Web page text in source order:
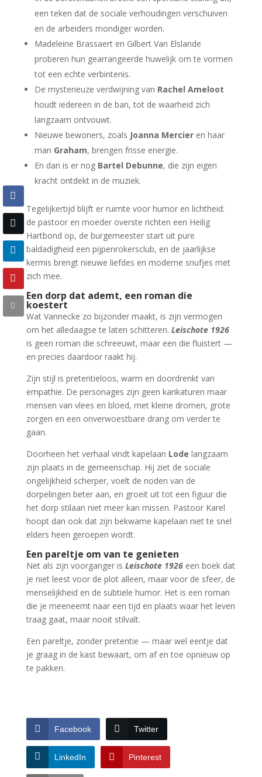
een teken dat de sociale verhoudingen verschuiven
en de arbeiders mondiger worden.
Madeleine Brassaert en Gilbert Van Elslande
proberen hun gearrangeerde huwelijk om te vormen
tot een echte verbintenis.
De mysterieuze verdwijning van Rachel Ameloot
houdt iedereen in de ban, tot de waarheid zich
langzaam ontvouwt.
Nieuwe bewoners, zoals Joanna Mercieren haar
man Graham, brengen frisse energie.
En dan is er nog Bartel Debunne, die zijn eigen
kracht ontdekt in de muziek.
Tegelijkertijd blijft er ruimte voor humor en lichtheid:
de pastoor en moeder overste richten een Heilig
Hartbond op, de burgemeester start uit pure
baldadigheid een pijpenrokersclub, en de jaarlijkse
kermis brengt nieuwe liefdes en moderne snufjes met
zich mee.
Een dorp dat ademt, een roman die
koestert
Wat Vannecke zo bijzonder maakt, is zijn vermogen
om het alledaagse te laten schitteren. Leischote 1926
is geen roman die schreeuwt, maar een die fluistert —
en precies daardoor raakt hij.
Zijn stijl is pretentieloos, warm en doordrenkt van
empathie. De personages zijn geen karikaturen maar
mensen van vlees en bloed, met kleine dromen, grote
zorgen en een onverwoestbare drang om verder te
gaan.
Doorheen het verhaal vindt kapelaan Lode langzaam
zijn plaats in de gemeenschap. Hij ziet de sociale
ongelijkheid scherper, voelt de noden van de
dorpelingen beter aan, en groeit uit tot een figuur die
het dorp stilaan niet meer kan missen. Pastoor Karel
hoopt dan ook dat zijn bekwame kapelaan niet te snel
elders heen geroepen wordt.
Een pareltje om van te genieten
Net als zijn voorganger is Leischote 1926een boek dat
je niet leest voor de plot alleen, maar voor de sfeer, de
menselijkheid en de subtiele humor. Het is een roman
die je meeneemt naar een tijd en plaats waar het leven
traag gaat, maar nooit stilvalt.
Een pareltje, zonder pretentie — maar wel eentje dat
je graag in de kast bewaart, om af en toe opnieuw op
te pakken.
Facebook Twitter
LinkedIn Pinterest